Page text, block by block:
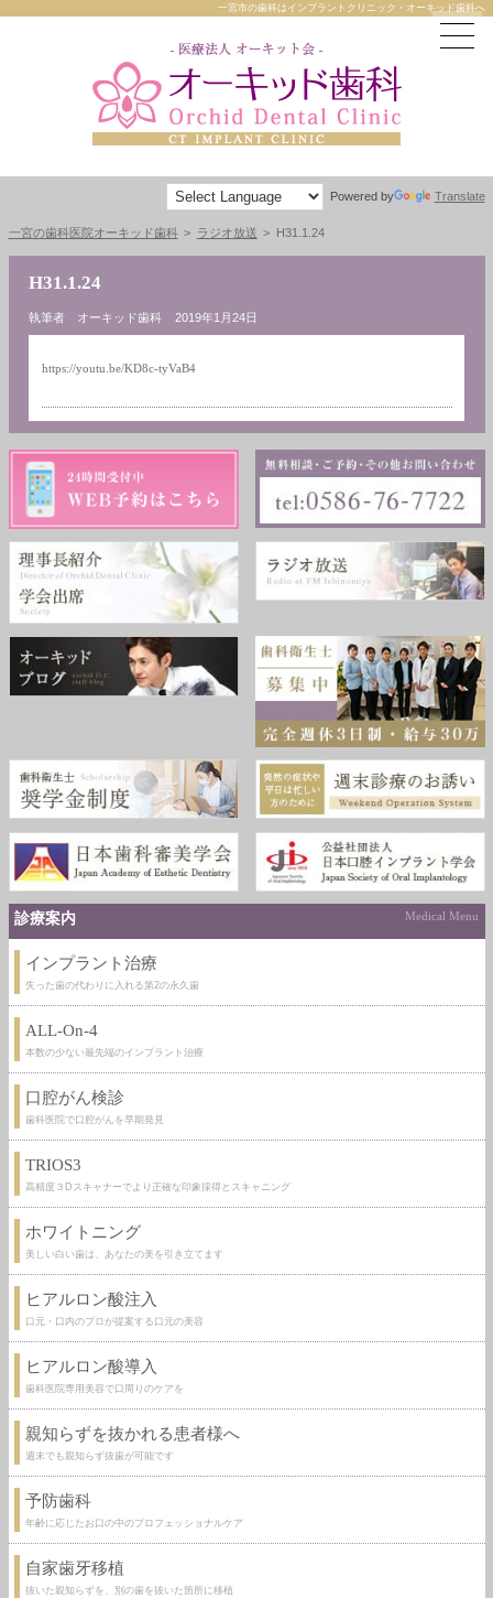
一宮市の歯科はインプラントクリニック・オーキッド歯科へ
Powered by Translate
診療案内 Medical Menu
インプラント治療
失った歯の代わりに入れる第2の永久歯
ALL-On-4
本数の少ない最先端のインプラント治療
口腔がん検診
歯科医院で口腔がんを早期発見
TRIOS3
高精度３Dスキャナーでより正確な印象採得とスキャニング
ホワイトニング
美しい白い歯は、あなたの美を引き立てます
ヒアルロン酸注入
口元・口内のプロが提案する口元の美容
ヒアルロン酸導入
歯科医院専用美容で口周りのケアを
親知らずを抜かれる患者様へ
週末でも親知らず抜歯が可能です
予防歯科
年齢に応じたお口の中のプロフェッショナルケア
自家歯牙移植
抜いた親知らずを、別の歯を抜いた箇所に移植
一宮の歯科医院オーキッド歯科 ラジオ放送 H31.1.24
H31.1.24
執筆者 オーキッド歯科 2019年1月24日
https://youtu.be/KD8c-tyVaB4